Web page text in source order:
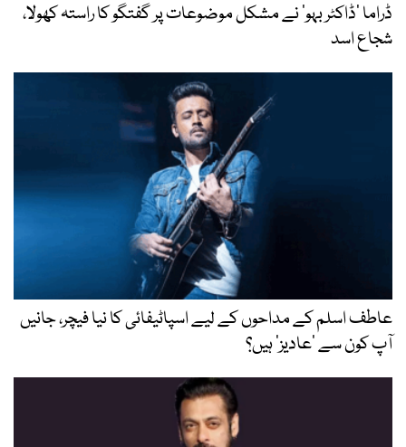
ڈراما ’ڈاکٹر بہو‘ نے مشکل موضوعات پر گفتگو کا راستہ کھولا،
شجاع اسد
عاطف اسلم کے مداحوں کے لیے اسپاٹیفائی کا نیا فیچر، جانیں
آپ کون سے ‘عادیز’ ہیں؟